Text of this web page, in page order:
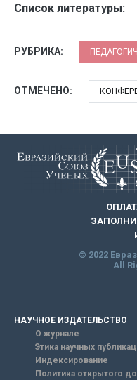
Список литературы:
РУБРИКА:
ОТМЕЧЕНО:
© 2022
All
НАУЧНОЕ ИЗДАТЕЛЬСТВО
О журнале
Этика научных
Индексирование
Политика открытого